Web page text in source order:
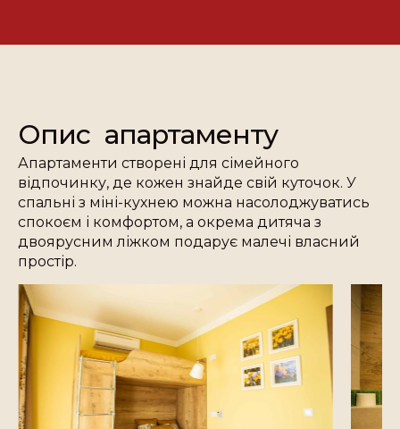
Опис апартаменту
Апартаменти створені для сімейного
відпочинку, де кожен знайде свій куточок. У
спальні з міні-кухнею можна насолоджуватись
спокоєм і комфортом, а окрема дитяча з
двоярусним ліжком подарує малечі власний
простір.